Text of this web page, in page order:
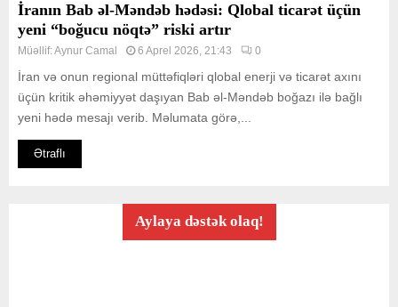
İranın Bab əl-Məndəb hədəsi: Qlobal ticarət üçün
yeni “boğucu nöqtə” riski artır
Müəllif:Aynur Camal 6 Aprel 2026, 21:43 0
İran və onun regional müttəfiqləri qlobal enerji və ticarət axını
üçün kritik əhəmiyyət daşıyan Bab əl-Məndəb boğazı ilə bağlı
yeni hədə mesajı verib. Məlumata görə,...
Ətraflı
Aylaya dəstək olaq!